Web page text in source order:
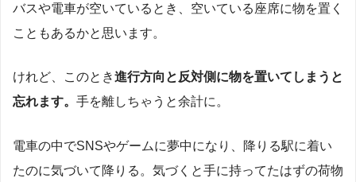
バスや電車が空いているとき、空いている座席に物を置く
こともあるかと思います。
けれど、このとき進行方向と反対側に物を置いてしまうと
忘れます。 手を離しちゃうと余計に。
電車の中でSNSやゲームに夢中になり、降りる駅に着い
たのに気づいて降りる。気づくと手に持ってたはずの荷物